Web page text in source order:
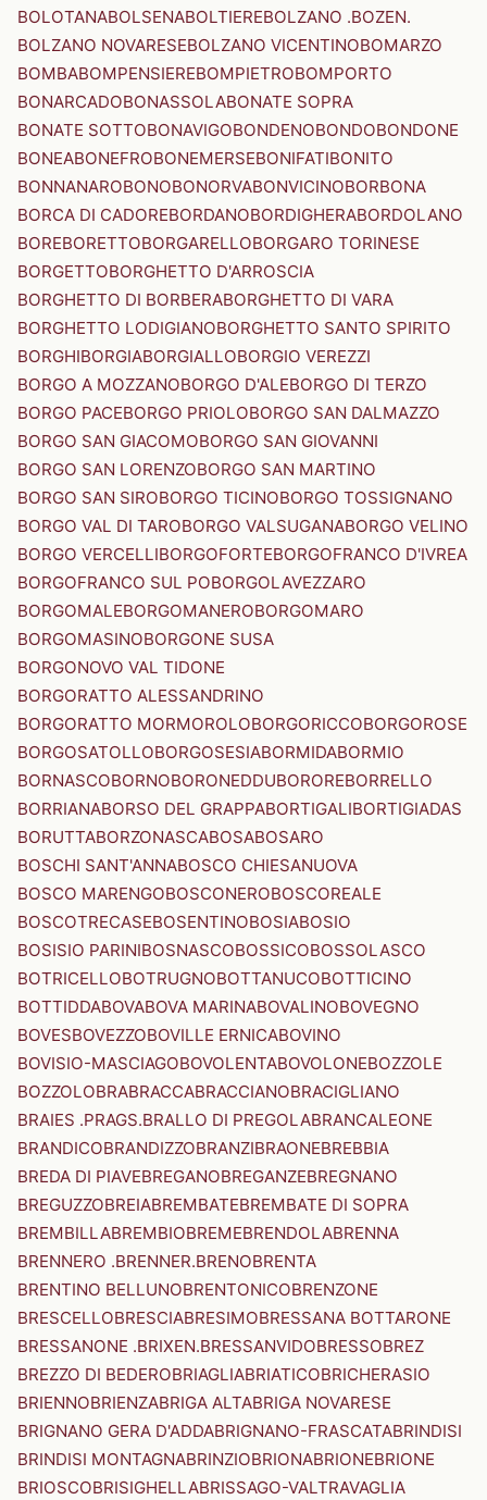
BOLOTANABOLSENABOLTIEREBOLZANO .BOZEN.
BOLZANO NOVARESEBOLZANO VICENTINOBOMARZO
BOMBABOMPENSIEREBOMPIETROBOMPORTO
BONARCADOBONASSOLABONATE SOPRA
BONATE SOTTOBONAVIGOBONDENOBONDOBONDONE
BONEABONEFROBONEMERSEBONIFATIBONITO
BONNANAROBONOBONORVABONVICINOBORBONA
BORCA DI CADOREBORDANOBORDIGHERABORDOLANO
BOREBORETTOBORGARELLOBORGARO TORINESE
BORGETTOBORGHETTO D'ARROSCIA
BORGHETTO DI BORBERABORGHETTO DI VARA
BORGHETTO LODIGIANOBORGHETTO SANTO SPIRITO
BORGHIBORGIABORGIALLOBORGIO VEREZZI
BORGO A MOZZANOBORGO D'ALEBORGO DI TERZO
BORGO PACEBORGO PRIOLOBORGO SAN DALMAZZO
BORGO SAN GIACOMOBORGO SAN GIOVANNI
BORGO SAN LORENZOBORGO SAN MARTINO
BORGO SAN SIROBORGO TICINOBORGO TOSSIGNANO
BORGO VAL DI TAROBORGO VALSUGANABORGO VELINO
BORGO VERCELLIBORGOFORTEBORGOFRANCO D'IVREA
BORGOFRANCO SUL POBORGOLAVEZZARO
BORGOMALEBORGOMANEROBORGOMARO
BORGOMASINOBORGONE SUSA
BORGONOVO VAL TIDONE
BORGORATTO ALESSANDRINO
BORGORATTO MORMOROLOBORGORICCOBORGOROSE
BORGOSATOLLOBORGOSESIABORMIDABORMIO
BORNASCOBORNOBORONEDDUBOROREBORRELLO
BORRIANABORSO DEL GRAPPABORTIGALIBORTIGIADAS
BORUTTABORZONASCABOSABOSARO
BOSCHI SANT'ANNABOSCO CHIESANUOVA
BOSCO MARENGOBOSCONEROBOSCOREALE
BOSCOTRECASEBOSENTINOBOSIABOSIO
BOSISIO PARINIBOSNASCOBOSSICOBOSSOLASCO
BOTRICELLOBOTRUGNOBOTTANUCOBOTTICINO
BOTTIDDABOVABOVA MARINABOVALINOBOVEGNO
BOVESBOVEZZOBOVILLE ERNICABOVINO
BOVISIO-MASCIAGOBOVOLENTABOVOLONEBOZZOLE
BOZZOLOBRABRACCABRACCIANOBRACIGLIANO
BRAIES .PRAGS.BRALLO DI PREGOLABRANCALEONE
BRANDICOBRANDIZZOBRANZIBRAONEBREBBIA
BREDA DI PIAVEBREGANOBREGANZEBREGNANO
BREGUZZOBREIABREMBATEBREMBATE DI SOPRA
BREMBILLABREMBIOBREMEBRENDOLABRENNA
BRENNERO .BRENNER.BRENOBRENTA
BRENTINO BELLUNOBRENTONICOBRENZONE
BRESCELLOBRESCIABRESIMOBRESSANA BOTTARONE
BRESSANONE .BRIXEN.BRESSANVIDOBRESSOBREZ
BREZZO DI BEDEROBRIAGLIABRIATICOBRICHERASIO
BRIENNOBRIENZABRIGA ALTABRIGA NOVARESE
BRIGNANO GERA D'ADDABRIGNANO-FRASCATABRINDISI
BRINDISI MONTAGNABRINZIOBRIONABRIONEBRIONE
BRIOSCOBRISIGHELLABRISSAGO-VALTRAVAGLIA